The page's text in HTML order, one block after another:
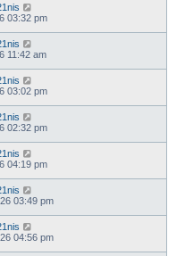
03:32 pm
11:42 am
03:02 pm
02:32 pm
04:19 pm
03:49 pm
04:56 pm